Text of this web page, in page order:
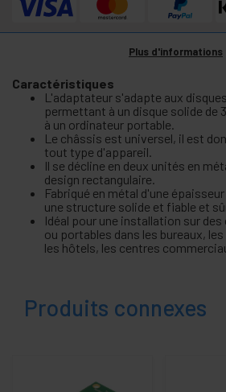
Plus d'informations
Caractéristiques
L'adaptateur s'adapte aux
permettant à un disque solide de
à un ordinateur portable.
Le châssis est universel, il est
tout type d'appareil.
Il se décline en deux unités en
design rectangulaire.
Fabriqué en métal d'une
une structure solide et fiable et
Idéal pour une installation sur
ou portables dans les bureaux,
les hôtels, les centres
Produits connexes